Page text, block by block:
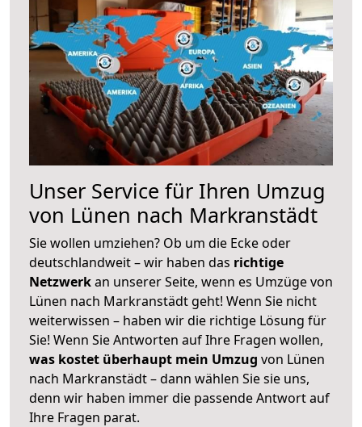
Unser Service für Ihren Umzug
von Lünen nach Markranstädt
Sie wollen umziehen? Ob um die Ecke oder
deutschlandweit – wir haben das richtige
Netzwerkan unserer Seite, wenn es Umzüge von
Lünen nach Markranstädt geht! Wenn Sie nicht
weiterwissen – haben wir die richtige Lösung für
Sie! Wenn Sie Antworten auf Ihre Fragen wollen,
was kostet überhaupt mein Umzug von Lünen
nach Markranstädt – dann wählen Sie sie uns,
denn wir haben immer die passende Antwort auf
Ihre Fragen parat.